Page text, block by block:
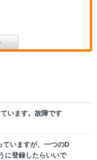
います。故障です
いますが、一つのD
に登録したらいいで